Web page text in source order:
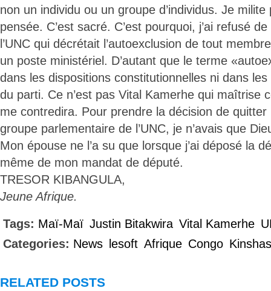
non un individu ou un groupe d’individus. Je
pensée. C’est sacré. C’est pourquoi, j’ai refusé
l’UNC qui décrétait l’autoexclusion de tout
un poste ministériel. D’autant que le terme
dans les dispositions constitutionnelles ni dans
du parti. Ce n’est pas Vital Kamerhe qui maîtrise
me contredira. Pour prendre la décision de quitter
groupe parlementaire de l’UNC, je n’avais que
Mon épouse ne l’a su que lorsque j’ai déposé la
même de mon mandat de député.
TRESOR KIBANGULA,
Jeune Afrique.
Tags: Maï-Maï Justin Bitakwira Vital Kamerhe
Categories: News lesoft Afrique Congo
RELATED POSTS